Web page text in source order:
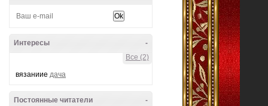
-
Интересы
Все (2)
вязаниие дача
-
Постоянные читатели